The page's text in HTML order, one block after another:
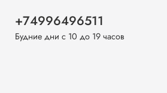
+74996496511
Будние дни с 10 до 19 часов